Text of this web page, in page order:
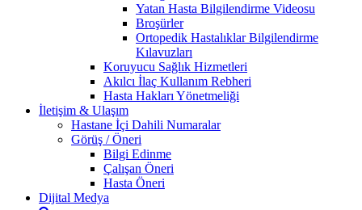
Yatan Hasta Bilgilendirme Videosu
Broşürler
Ortopedik Hastalıklar Bilgilendirme
Kılavuzları
Koruyucu Sağlık Hizmetleri
Akılcı İlaç Kullanım Rebheri
Hasta Hakları Yönetmeliği
İletişim & Ulaşım
Hastane İçi Dahili Numaralar
Görüş / Öneri
Bilgi Edinme
Çalışan Öneri
Hasta Öneri
Dijital Medya